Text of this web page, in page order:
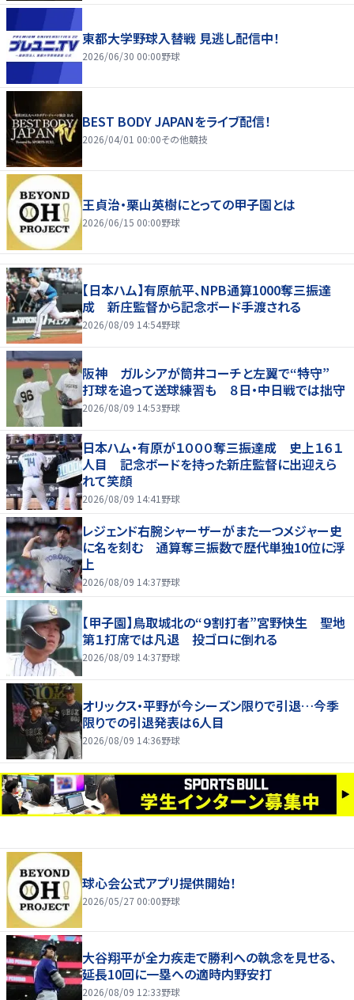
東都大学野球入替戦 見逃し配信中！
2026/06/30 00:00野球
BEST BODY JAPANをライブ配信！
2026/04/01 00:00その他競技
王貞治・栗山英樹にとっての甲子園とは
2026/06/15 00:00野球
【日本ハム】有原航平、NPB通算1000奪三振達
成 新庄監督から記念ボード手渡される
2026/08/09 14:54野球
阪神 ガルシアが筒井コーチと左翼で“特守”
打球を追って送球練習も ８日・中日戦では拙守
2026/08/09 14:53野球
日本ハム・有原が１０００奪三振達成 史上１６１
人目 記念ボードを持った新庄監督に出迎えら
れて笑顔
2026/08/09 14:41 野球
レジェンド右腕シャーザーがまた一つメジャー史
に名を刻む 通算奪三振数で歴代単独10位に浮
上
2026/08/09 14:37野球
【甲子園】鳥取城北の“９割打者”宮野快生 聖地
第１打席では凡退 投ゴロに倒れる
2026/08/09 14:37野球
オリックス・平野が今シーズン限りで引退…今季
限りでの引退発表は6人目
2026/08/09 14:36野球
球心会公式アプリ提供開始！
2026/05/27 00:00野球
大谷翔平が全力疾走で勝利への執念を見せる、
延長10回に一塁への適時内野安打
2026/08/09 12:33野球